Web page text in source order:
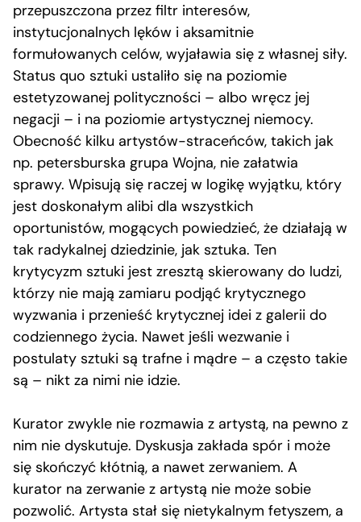
przepuszczona przez filtr interesów,
instytucjonalnych lęków i aksamitnie
formułowanych celów, wyjaławia się z własnej siły.
Status quo sztuki ustaliło się na poziomie
estetyzowanej polityczności – albo wręcz jej
negacji – i na poziomie artystycznej niemocy.
Obecność kilku artystów-straceńców, takich jak
np. petersburska grupa Wojna, nie załatwia
sprawy. Wpisują się raczej w logikę wyjątku, który
jest doskonałym alibi dla wszystkich
oportunistów, mogących powiedzieć, że działają w
tak radykalnej dziedzinie, jak sztuka. Ten
krytycyzm sztuki jest zresztą skierowany do ludzi,
którzy nie mają zamiaru podjąć krytycznego
wyzwania i przenieść krytycznej idei z galerii do
codziennego życia. Nawet jeśli wezwanie i
postulaty sztuki są trafne i mądre – a często takie
są – nikt za nimi nie idzie.
Kurator zwykle nie rozmawia z artystą, na pewno z
nim nie dyskutuje. Dyskusja zakłada spór i może
się skończyć kłótnią, a nawet zerwaniem. A
kurator na zerwanie z artystą nie może sobie
pozwolić. Artysta stał się nietykalnym fetyszem, a